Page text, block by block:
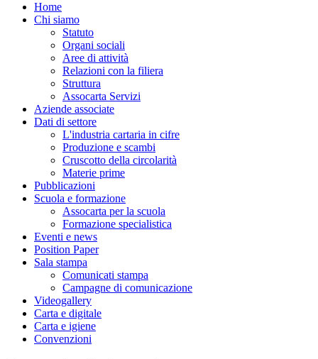
Home
Chi siamo
Statuto
Organi sociali
Aree di attività
Relazioni con la filiera
Struttura
Assocarta Servizi
Aziende associate
Dati di settore
L'industria cartaria in cifre
Produzione e scambi
Cruscotto della circolarità
Materie prime
Pubblicazioni
Scuola e formazione
Assocarta per la scuola
Formazione specialistica
Eventi e news
Position Paper
Sala stampa
Comunicati stampa
Campagne di comunicazione
Videogallery
Carta e digitale
Carta e igiene
Convenzioni